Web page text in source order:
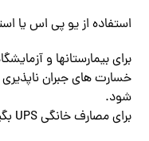
استفاده از یو پی اس یا
برای بیمارستانها و
خسارت های جبران
شود.
برای مصارف خانگی UPS بگیریم یا استابلایزر؟